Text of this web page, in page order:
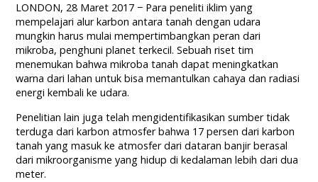
LONDON, 28 Maret 2017 − Para peneliti iklim yang
mempelajari alur karbon antara tanah dengan udara
mungkin harus mulai mempertimbangkan peran dari
mikroba, penghuni planet terkecil. Sebuah riset tim
menemukan bahwa mikroba tanah dapat meningkatkan
warna dari lahan untuk bisa memantulkan cahaya dan radiasi
energi kembali ke udara.
Penelitian lain juga telah mengidentifikasikan sumber tidak
terduga dari karbon atmosfer bahwa 17 persen dari karbon
tanah yang masuk ke atmosfer dari dataran banjir berasal
dari mikroorganisme yang hidup di kedalaman lebih dari dua
meter.